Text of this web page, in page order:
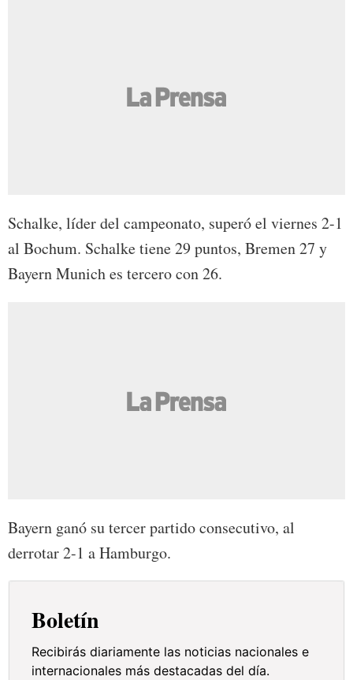
Schalke, líder del campeonato, superó el viernes 2-1
al Bochum. Schalke tiene 29 puntos, Bremen 27 y
Bayern Munich es tercero con 26.
Bayern ganó su tercer partido consecutivo, al
derrotar 2-1 a Hamburgo.
Boletín
Recibirás diariamente las noticias nacionales e
internacionales más destacadas del día.